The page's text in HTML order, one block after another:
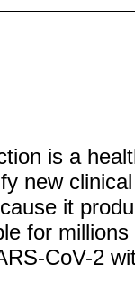
is a
new
it
for
CoV-2